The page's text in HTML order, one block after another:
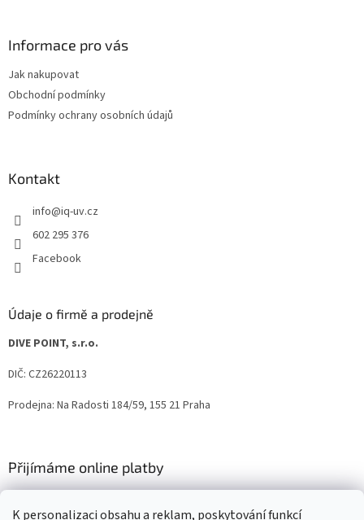
K personalizaci obsahu a reklam, poskytování funkcí
Informace pro vás
Jak nakupovat
Obchodní podmínky
Podmínky ochrany osobních údajů
Kontakt
info@iq-uv.cz
602 295 376
Facebook
Údaje o firmě a prodejně
DIVE POINT, s.r.o.
DIČ: CZ26220113
Prodejna: Na Radosti 184/59, 155 21 Praha
Přijímáme online platby